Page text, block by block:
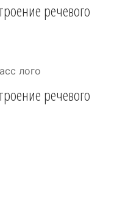
речевого
речевого